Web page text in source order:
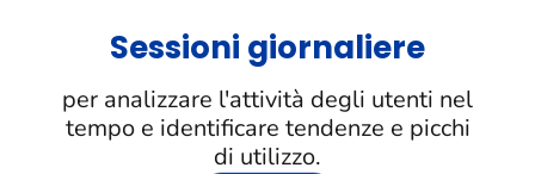
Sessioni giornaliere
per analizzare l'attività degli utenti nel
tempo e identificare tendenze e picchi
di utilizzo.